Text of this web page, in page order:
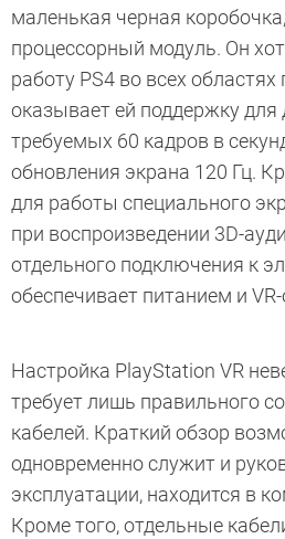
маленькая черная
процессорный модуль. Он
работу PS4 во всех
оказывает ей поддержку для
требуемых 60 кадров в
обновления экрана 120 Гц.
для работы специального
при воспроизведении 3D-
отдельного подключения к
обеспечивает питанием и
Настройка PlayStation VR
требует лишь правильного
кабелей. Краткий обзор
одновременно служит и
эксплуатации, находится в
Кроме того, отдельные